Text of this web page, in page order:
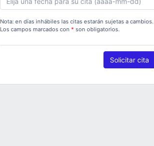
Nota: en días inhábiles las citas estarán sujetas a cambios.
Los campos marcados con * son obligatorios.
Solicitar cita